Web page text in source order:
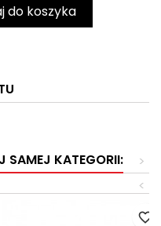
do koszyka
SAMEJ KATEGORII:
>
<
favorite_border